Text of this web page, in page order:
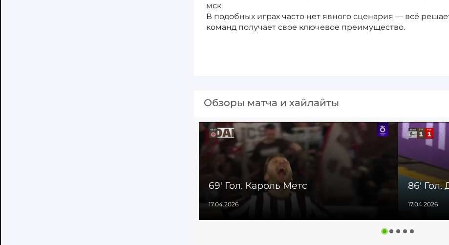
мск.
В подобных играх часто нет явного сценария — всё
команд получает свое ключевое преимущество.
Обзоры матча и хайлайты
69' Гол. Кароль Метс
17.04.2026
86' Гол.
17.04.2026